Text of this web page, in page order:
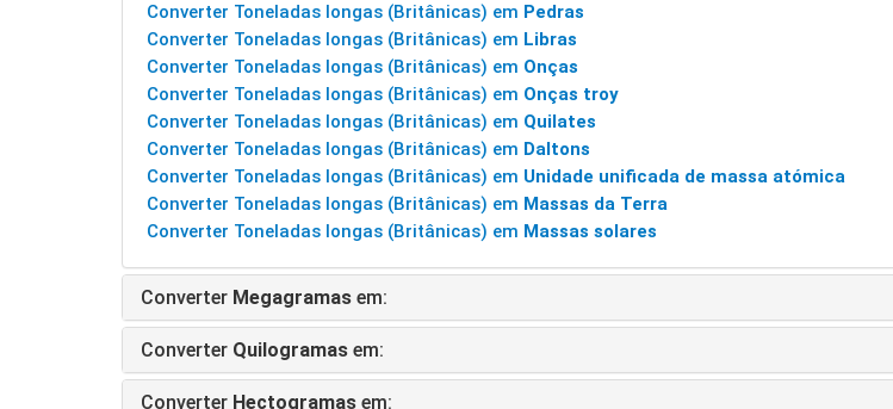
Converter Toneladas longas (Britânicas) em Pedras
Converter Toneladas longas (Britânicas) em Libras
Converter Toneladas longas (Britânicas) em Onças
Converter Toneladas longas (Britânicas) em Onças troy
Converter Toneladas longas (Britânicas) em Quilates
Converter Toneladas longas (Britânicas) em Daltons
Converter Toneladas longas (Britânicas) em Unidade unificada de massa atómica
Converter Toneladas longas (Britânicas) em Massas da Terra
Converter Toneladas longas (Britânicas) em Massas solares
Converter Megagramas em:
Converter Quilogramas em:
Converter Hectogramas em: